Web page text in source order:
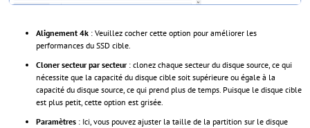
Alignement 4k : Veuillez cocher cette option pour améliorer les
performances du SSD cible.
Cloner secteur par secteur: clonez chaque secteur du disque source, ce qui
nécessite que la capacité du disque cible soit supérieure ou égale à la
capacité du disque source, ce qui prend plus de temps. Puisque le disque cible
est plus petit, cette option est grisée.
Paramètres : Ici, vous pouvez ajuster la taille de la partition sur le disque